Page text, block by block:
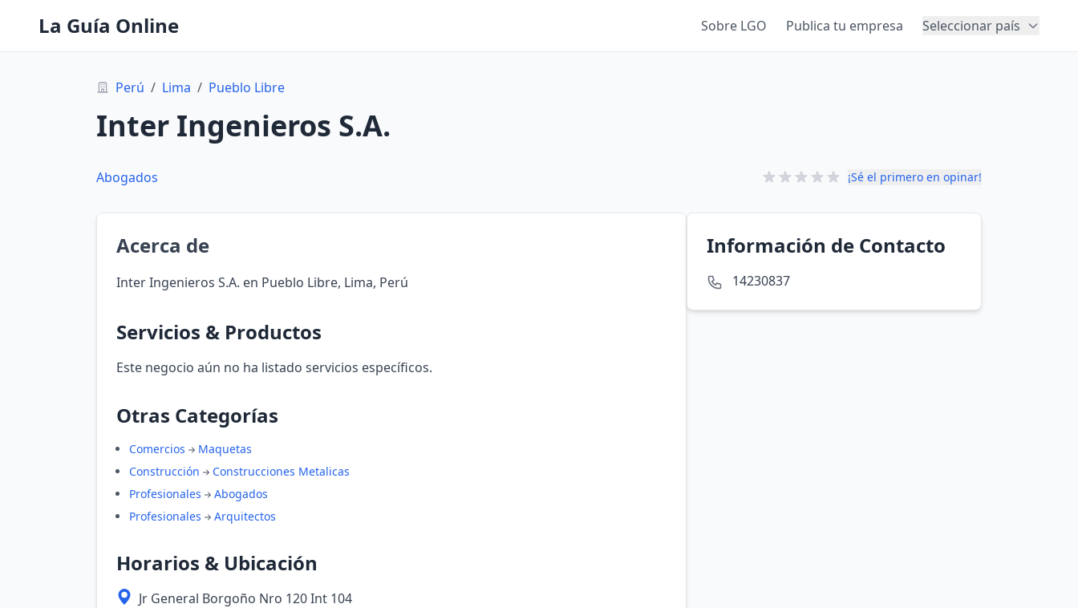
La Guía Online Sobre LGO Publica tu empresa Seleccionar país
Perú / Lima / Pueblo Libre
Inter Ingenieros S.A.
Abogados ¡Sé el primero en opinar!
Acerca de
Inter Ingenieros S.A. en Pueblo Libre, Lima, Perú
Servicios & Productos
Este negocio aún no ha listado servicios específicos.
Otras Categorías
Comercios
Maquetas
Construcción
Construcciones Metalicas
Profesionales
Abogados
Profesionales
Arquitectos
Horarios & Ubicación
Jr General Borgoño Nro 120 Int 104
Información de Contacto
14230837